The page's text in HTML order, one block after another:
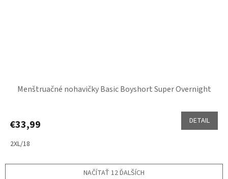
Menštruačné nohavičky Basic Boyshort Super Overnight
€33,99 DETAIL
2XL/18
NAČÍTAŤ 12 ĎALŠÍCH